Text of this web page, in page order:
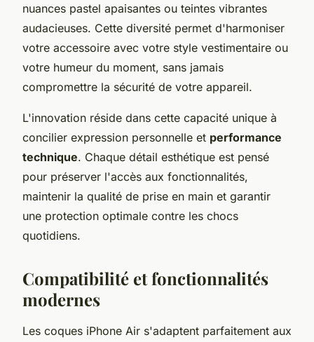
nuances pastel apaisantes ou teintes vibrantes
audacieuses. Cette diversité permet d'harmoniser
votre accessoire avec votre style vestimentaire ou
votre humeur du moment, sans jamais
compromettre la sécurité de votre appareil.
L'innovation réside dans cette capacité unique à
concilier expression personnelle et performance
technique. Chaque détail esthétique est pensé
pour préserver l'accès aux fonctionnalités,
maintenir la qualité de prise en main et garantir
une protection optimale contre les chocs
quotidiens.
Compatibilité et fonctionnalités
modernes
Les coques iPhone Air s'adaptent parfaitement aux